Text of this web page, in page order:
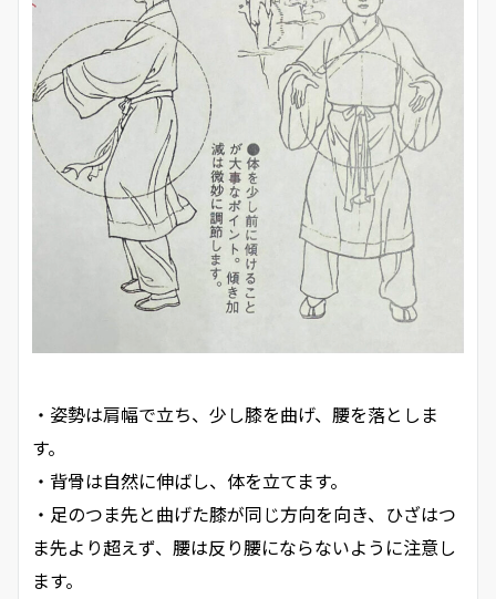
・姿勢は肩幅で立ち、少し膝を曲げ、腰を落としま
す。
・背骨は自然に伸ばし、体を立てます。
・足のつま先と曲げた膝が同じ方向を向き、ひざはつ
ま先より超えず、腰は反り腰にならないように注意し
ます。